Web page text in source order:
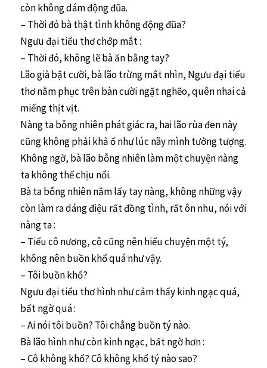
còn không dám động đũa.
– Thời đó bà thật tình không động đũa?
Ngưu đại tiểu thơ chớp mắt :
– Thời đó, không lẽ bà ăn bằng tay?
Lão già bật cười, bà lão trừng mắt nhìn, Ngưu đại tiểu
thơ nằm phục trên bàn cười ngặt nghẽo, quên nhai cả
miếng thịt vịt.
Nàng ta bỗng nhiên phát giác ra, hai lão rùa đen này
cũng không phải khả ố như lúc nãy mình tưởng tượng.
Không ngờ, bà lão bỗng nhiên làm một chuyện nàng
ta không thể chịu nổi.
Bà ta bỗng nhiên nắm lấy tay nàng, không những vậy
còn làm ra dáng điệu rất đồng tình, rất ôn nhu, nói với
nàng ta :
– Tiểu cô nương, cô cũng nên hiểu chuyện một tý,
không nên buồn khổ quá như vậy.
– Tôi buồn khổ?
Ngưu đại tiểu thơ hình như cảm thấy kinh ngạc quá,
bất ngờ quá :
– Ai nói tôi buồn? Tôi chẳng buồn tý nào.
Bà lão hình như còn kinh ngạc, bất ngờ hơn :
– Cô không khổ? Cô không khổ tý nào sao?